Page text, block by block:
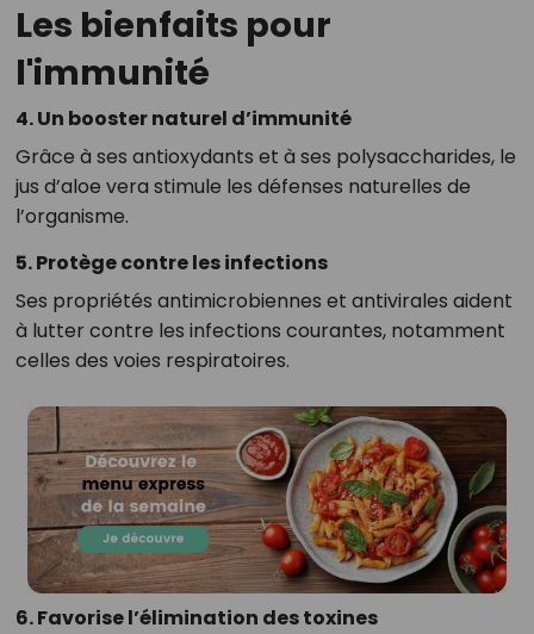
Les bienfaits pour
l'immunité
4. Un booster naturel d’immunité
Grâce à ses antioxydants et à ses polysaccharides, le
jus d’aloe vera stimule les défenses naturelles de
l’organisme.
5. Protège contre les infections
Ses propriétés antimicrobiennes et antivirales aident
à lutter contre les infections courantes, notamment
celles des voies respiratoires.
6. Favorise l’élimination des toxines